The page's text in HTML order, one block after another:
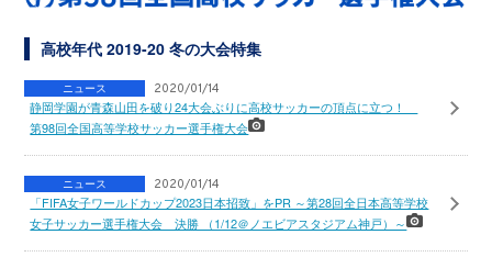
高校年代 2019-20 冬の大会特集
ニュース 2020/01/14
静岡学園が青森山田を破り24大会ぶりに高校サッカーの頂点に立つ！
第98回全国高等学校サッカー選手権大会
ニュース 2020/01/14
「FIFA女子ワールドカップ2023日本招致」をPR ～第28回全日本高等学校
女子サッカー選手権大会 決勝 （1/12＠ノエビアスタジアム神戸）～